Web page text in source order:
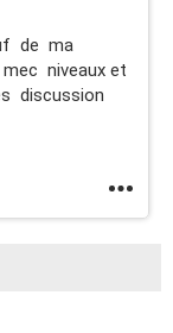
de ma
niveaux et
discussion